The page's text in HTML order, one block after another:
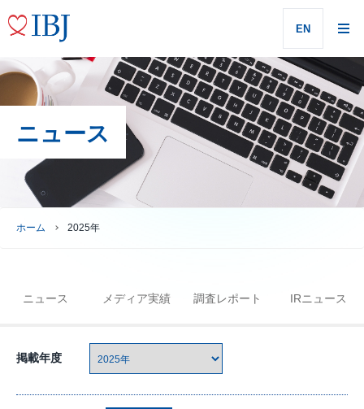
EN
ニュース
ホーム 2025年
ニュース メディア実績 調査レポート IRニュース
掲載年度